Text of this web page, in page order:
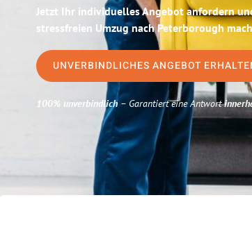
Jetzt Ihr individuelles Angebot anfordern
stressfreien Umzug nach Peterborough
UNVERBINDLICHES ANGEBOT
100% unverbindlich– Garantiert eine Antwort